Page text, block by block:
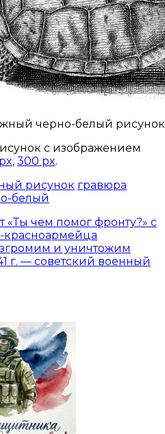
черно-белый рисунок
с изображением
, 300 px.
рисунок гравюра
белый
«Ты чем помог фронту?» с
красноармейца
и уничтожим
г. — советский военный